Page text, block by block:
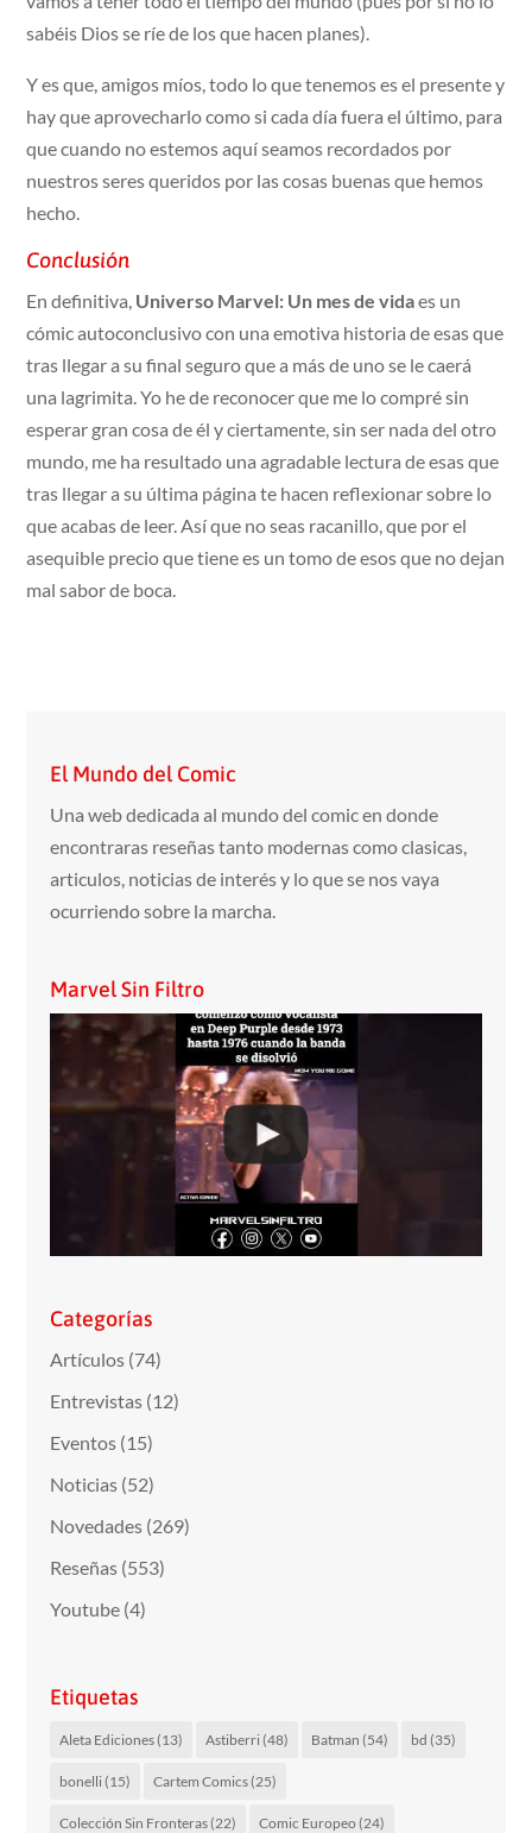
sabéis Dios se ríe de los que hacen planes).
Y es que, amigos míos, todo lo que tenemos es el presente y
hay que aprovecharlo como si cada día fuera el último, para
que cuando no estemos aquí seamos recordados por
nuestros seres queridos por las cosas buenas que hemos
hecho.
Conclusión
En definitiva, Universo Marvel: Un mes de vidaes un
cómic autoconclusivo con una emotiva historia de esas que
tras llegar a su final seguro que a más de uno se le caerá
una lagrimita. Yo he de reconocer que me lo compré sin
esperar gran cosa de él y ciertamente, sin ser nada del otro
mundo, me ha resultado una agradable lectura de esas que
tras llegar a su última página te hacen reflexionar sobre lo
que acabas de leer. Así que no seas racanillo, que por el
asequible precio que tiene es un tomo de esos que no dejan
mal sabor de boca.
El Mundo del Comic
Una web dedicada al mundo del comic en donde
encontraras reseñas tanto modernas como clasicas,
articulos, noticias de interés y lo que se nos vaya
ocurriendo sobre la marcha.
Marvel Sin Filtro
Categorías
Artículos (74)
Entrevistas (12)
Eventos (15)
Noticias (52)
Novedades (269)
Reseñas (553)
Youtube (4)
Etiquetas
Aleta Ediciones(13) Astiberri(48) Batman (54) bd (35)
bonelli(15) Cartem Comics(25)
Colección Sin Fronteras(22) Comic Europeo (24)